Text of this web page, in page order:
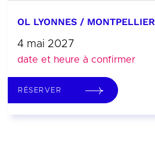
OL LYONNES / MONTPELLIER
4 mai 2027
date et heure à confirmer
RÉSERVER